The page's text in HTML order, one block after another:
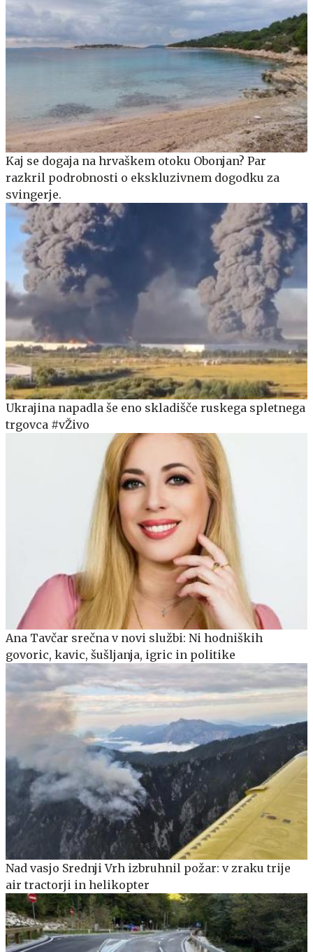
Kaj se dogaja na hrvaškem otoku Obonjan? Par
razkril podrobnosti o ekskluzivnem dogodku za
svingerje.
Ukrajina napadla še eno skladišče ruskega spletnega
trgovca #vŽivo
Ana Tavčar srečna v novi službi: Ni hodniških
govoric, kavic, šušljanja, igric in politike
Nad vasjo Srednji Vrh izbruhnil požar: v zraku trije
air tractorji in helikopter